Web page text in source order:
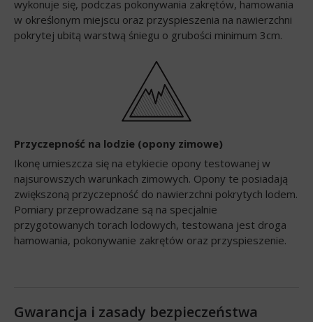
wykonuje się, podczas pokonywania zakrętów, hamowania
w określonym miejscu oraz przyspieszenia na nawierzchni
pokrytej ubitą warstwą śniegu o grubości minimum 3cm.
Przyczepność na lodzie (opony zimowe)
Ikonę umieszcza się na etykiecie opony testowanej w
najsurowszych warunkach zimowych. Opony te posiadają
zwiększoną przyczepność do nawierzchni pokrytych lodem.
Pomiary przeprowadzane są na specjalnie
przygotowanych torach lodowych, testowana jest droga
hamowania, pokonywanie zakrętów oraz przyspieszenie.
Gwarancja i zasady bezpieczeństwa